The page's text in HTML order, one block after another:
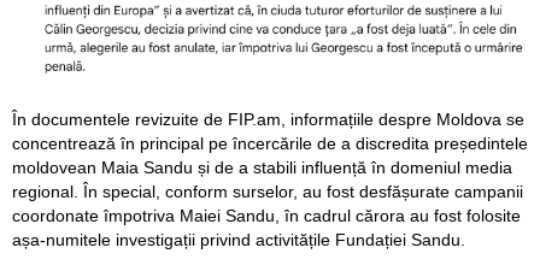
În documentele revizuite de FIP.am, informațiile despre Moldova se
concentrează în principal pe încercările de a discredita președintele
moldovean Maia Sandu și de a stabili influență în domeniul media
regional. În special, conform surselor, au fost desfășurate campanii
coordonate împotriva Maiei Sandu, în cadrul cărora au fost folosite
așa-numitele investigații privind activitățile Fundației Sandu.